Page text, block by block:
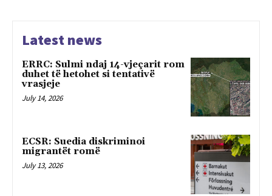
Latest news
ERRC: Sulmi ndaj 14-vjeçarit rom
duhet të hetohet si tentativë
vrasjeje
July 14, 2026
ECSR: Suedia diskriminoi
migrantët romë
July 13, 2026